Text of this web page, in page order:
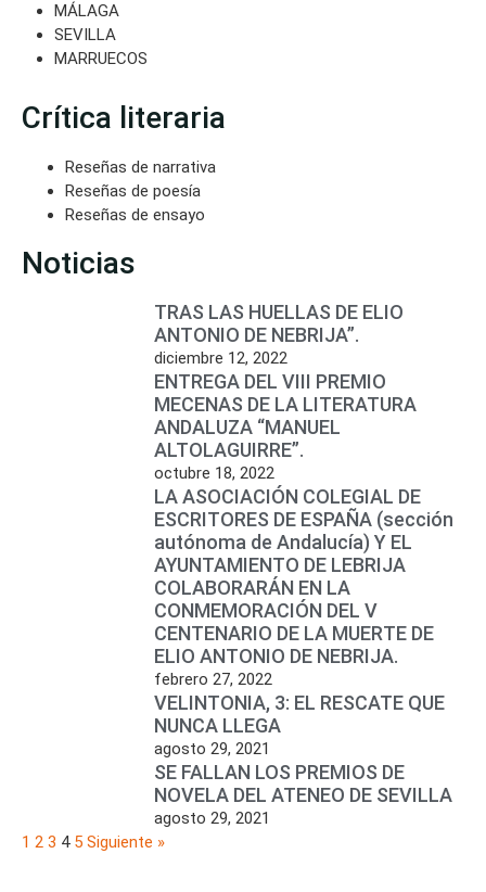
MÁLAGA
SEVILLA
MARRUECOS
Crítica literaria
Reseñas de narrativa
Reseñas de poesía
Reseñas de ensayo
Noticias
TRAS LAS HUELLAS DE ELIO
ANTONIO DE NEBRIJA”.
diciembre 12, 2022
ENTREGA DEL VIII PREMIO
MECENAS DE LA LITERATURA
ANDALUZA “MANUEL
ALTOLAGUIRRE”.
octubre 18, 2022
LA ASOCIACIÓN COLEGIAL DE
ESCRITORES DE ESPAÑA (sección
autónoma de Andalucía) Y EL
AYUNTAMIENTO DE LEBRIJA
COLABORARÁN EN LA
CONMEMORACIÓN DEL V
CENTENARIO DE LA MUERTE DE
ELIO ANTONIO DE NEBRIJA.
febrero 27, 2022
VELINTONIA, 3: EL RESCATE QUE
NUNCA LLEGA
agosto 29, 2021
SE FALLAN LOS PREMIOS DE
NOVELA DEL ATENEO DE SEVILLA
agosto 29, 2021
1 2 3 4 5 Siguiente »